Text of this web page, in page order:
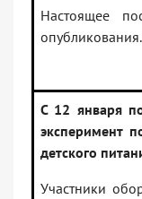
Настоящее
опубликования.
С 12 января
эксперимент
детского
Участники